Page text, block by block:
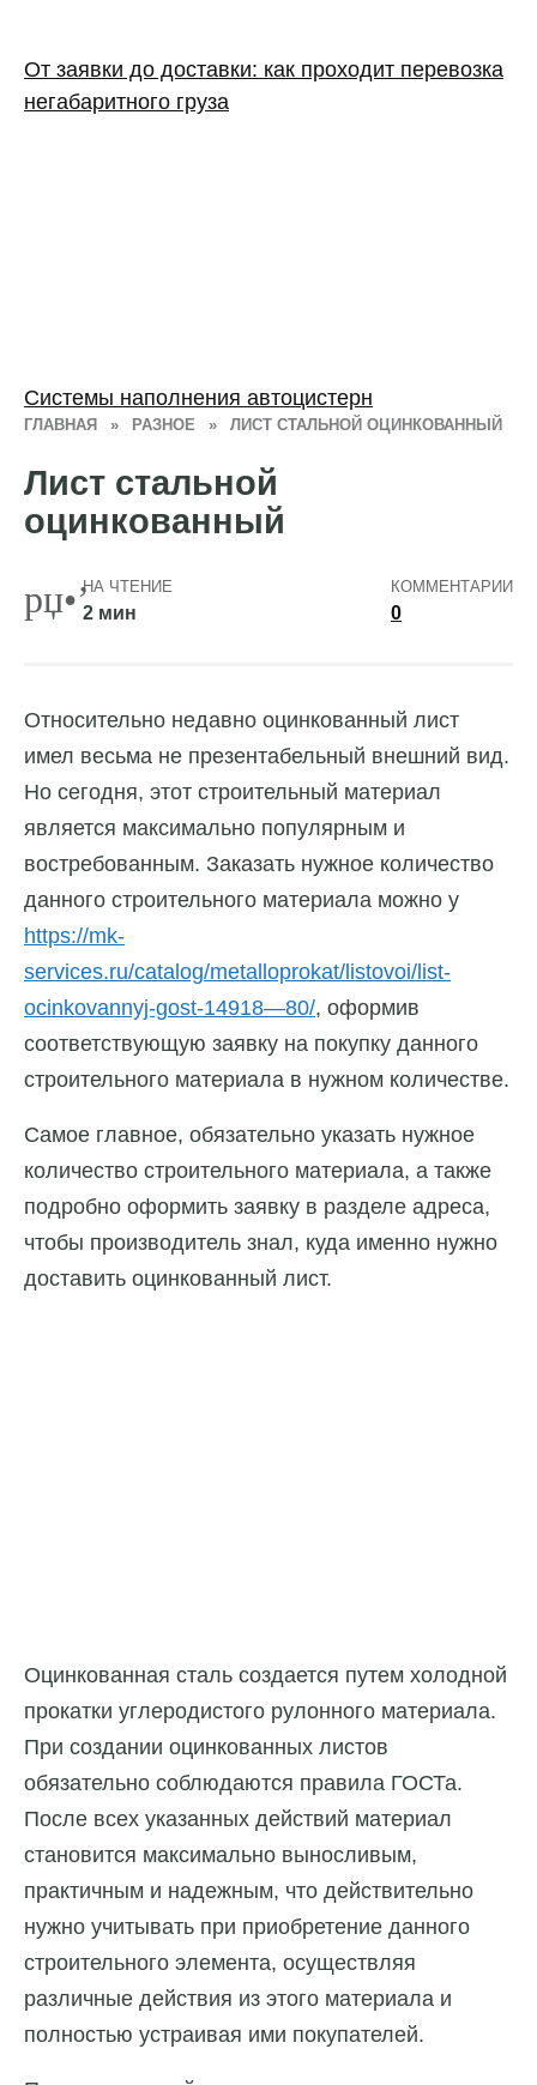
ГЛАВНАЯ » РАЗНОЕ » ЛИСТ СТАЛЬНОЙ ОЦИНКОВАННЫЙ
Лист стальной
оцинкованный
НА ЧТЕНИЕ
2 мин
КОММЕНТАРИИ
0
Относительно недавно оцинкованный лист
имел весьма не презентабельный внешний вид.
Но сегодня, этот строительный материал
является максимально популярным и
востребованным. Заказать нужное количество
данного строительного материала можно у
https://mk-
services.ru/catalog/metalloprokat/listovoi/list-
ocinkovannyj-gost-14918—80/, оформив
соответствующую заявку на покупку данного
строительного материала в нужном количестве.
Самое главное, обязательно указать нужное
количество строительного материала, а также
подробно оформить заявку в разделе адреса,
чтобы производитель знал, куда именно нужно
доставить оцинкованный лист.
Оцинкованная сталь создается путем холодной
прокатки углеродистого рулонного материала.
При создании оцинкованных листов
обязательно соблюдаются правила ГОСТа.
После всех указанных действий материал
становится максимально выносливым,
практичным и надежным, что действительно
нужно учитывать при приобретение данного
строительного элемента, осуществляя
различные действия из этого материала и
полностью устраивая ими покупателей.
От заявки до доставки: как проходит перевозка
негабаритного груза
Системы наполнения автоцистерн